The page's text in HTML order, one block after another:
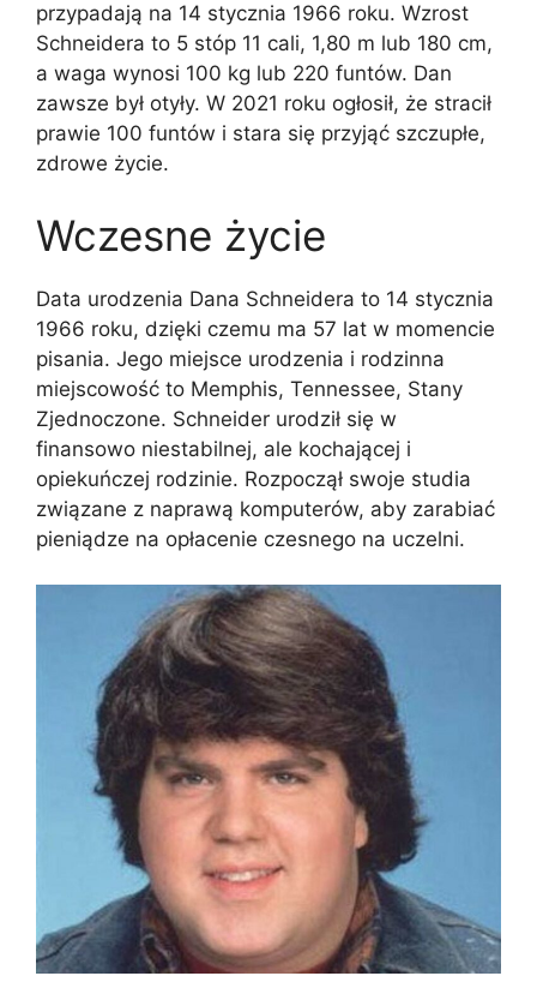
przypadają na 14 stycznia 1966 roku. Wzrost
Schneidera to 5 stóp 11 cali, 1,80 m lub 180 cm,
a waga wynosi 100 kg lub 220 funtów. Dan
zawsze był otyły. W 2021 roku ogłosił, że stracił
prawie 100 funtów i stara się przyjąć szczupłe,
zdrowe życie.
Wczesne życie
Data urodzenia Dana Schneidera to 14 stycznia
1966 roku, dzięki czemu ma 57 lat w momencie
pisania. Jego miejsce urodzenia i rodzinna
miejscowość to Memphis, Tennessee, Stany
Zjednoczone. Schneider urodził się w
finansowo niestabilnej, ale kochającej i
opiekuńczej rodzinie. Rozpoczął swoje studia
związane z naprawą komputerów, aby zarabiać
pieniądze na opłacenie czesnego na uczelni.